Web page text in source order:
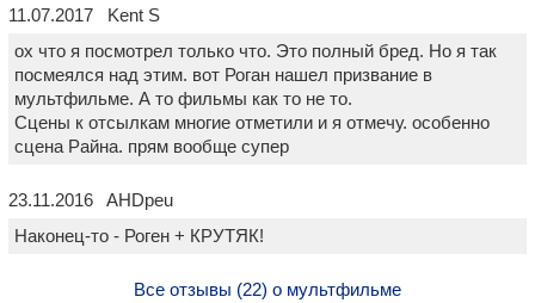
11.07.2017 Kent S
ох что я посмотрел только что. Это полный бред. Но я так
посмеялся над этим. вот Роган нашел призвание в
мультфильме. А то фильмы как то не то.
Сцены к отсылкам многие отметили и я отмечу. особенно
сцена Райна. прям вообще супер
23.11.2016 AHDpeu
Наконец-то - Роген + КРУТЯК!
Все отзывы (22) о мультфильме